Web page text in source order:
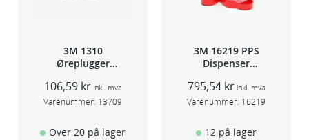
3M 1310
Øreplugger
106,59 kr inkl. mva
Varenummer: 13709
Over 20 på lager
3M 16219 PPS
Dispenser
(Large,Std og
Midi)
795,54 kr inkl. mva
Varenummer: 16219
12 på lager